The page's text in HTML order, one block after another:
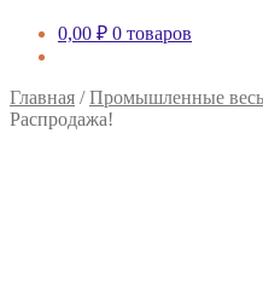
0,00 ₽ 0 товаров
Главная /Промышленные
Распродажа!